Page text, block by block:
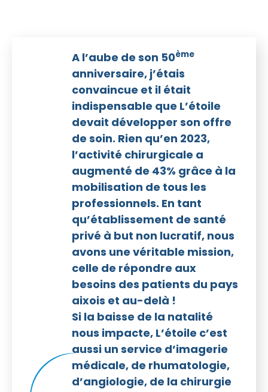
A l’aube de son 50ème
anniversaire, j’étais
convaincue et il était
indispensable que L’étoile
devait développer son offre
de soin. Rien qu’en 2023,
l’activité chirurgicale a
augmenté de 43% grâce à la
mobilisation de tous les
professionnels. En tant
qu’établissement de santé
privé à but non lucratif, nous
avons une véritable mission,
celle de répondre aux
besoins des patients du pays
aixois et au-delà !
Si la baisse de la natalité
nous impacte, L’étoile c’est
aussi un service d’imagerie
médicale, de rhumatologie,
d’angiologie, de la chirurgie